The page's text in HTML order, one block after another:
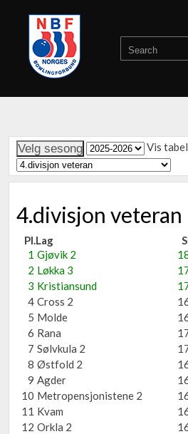
Vis
4.divisjon
Pl.Lag
1 Gjøvik 2
2 Løkka 3
3 Kristiansund
4 Cross 2
5 Molde
6 Rana
7 Sølvkula 2
8 Østfold 2
9 Agder
10 Metropensjonistene 2
11 Kvam
12 Orkla 2